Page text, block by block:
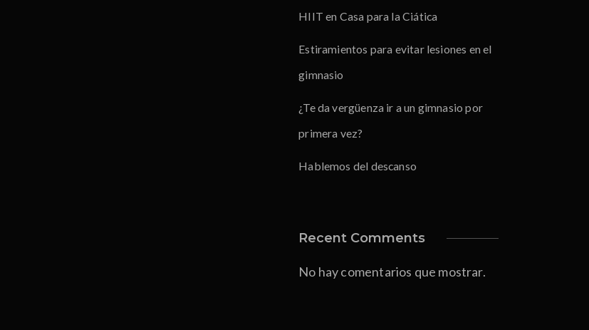
HIIT en Casa para la Ciática
Estiramientos para evitar lesiones en el
gimnasio
¿Te da vergüenza ir a un gimnasio por
primera vez?
Hablemos del descanso
Recent Comments
No hay comentarios que mostrar.